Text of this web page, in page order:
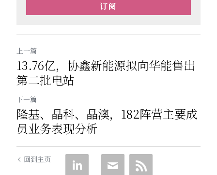
订阅
上一篇
13.76亿，协鑫新能源拟向华能售出
第二批电站
下一篇
隆基、晶科、晶澳，182阵营主要成
员业务表现分析
回到主页